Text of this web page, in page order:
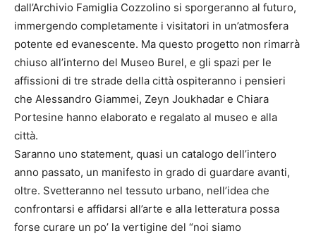
dall’Archivio Famiglia Cozzolino si sporgeranno al futuro,
immergendo completamente i visitatori in un’atmosfera
potente ed evanescente. Ma questo progetto non rimarrà
chiuso all’interno del Museo Burel, e gli spazi per le
affissioni di tre strade della città ospiteranno i pensieri
che Alessandro Giammei, Zeyn Joukhadar e Chiara
Portesine hanno elaborato e regalato al museo e alla
città.
Saranno uno statement, quasi un catalogo dell’intero
anno passato, un manifesto in grado di guardare avanti,
oltre. Svetteranno nel tessuto urbano, nell’idea che
confrontarsi e affidarsi all’arte e alla letteratura possa
forse curare un po’ la vertigine del “noi siamo